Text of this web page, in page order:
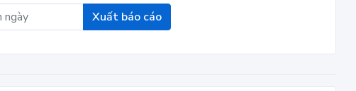
Xuất báo cáo